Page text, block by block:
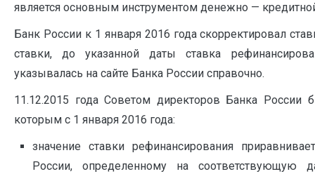
является основным инструментом денежно —
Банк России к 1 января 2016 года скорректировал
ставки, до указанной даты ставка
указывалась на сайте Банка России справочно.
11.12.2015 года Советом директоров Банка
которым с 1 января 2016 года:
значение ставки рефинансирования
России, определенному на соответствующую